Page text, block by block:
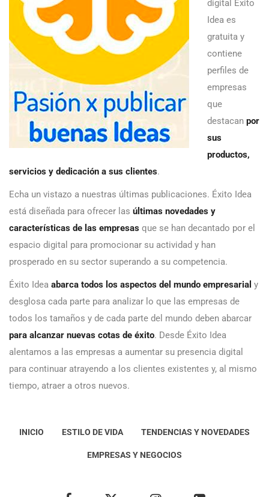
digital Éxito
Idea es
gratuita y
contiene
perfiles de
empresas
que
destacan por
sus
productos,
servicios y dedicación a sus clientes.
Echa un vistazo a nuestras últimas publicaciones. Éxito Idea
está diseñada para ofrecer las últimas novedades y
características de las empresas que se han decantado por el
espacio digital para promocionar su actividad y han
prosperado en su sector superando a su competencia.
Éxito Idea abarca todos los aspectos del mundo empresarial y
desglosa cada parte para analizar lo que las empresas de
todos los tamaños y de cada parte del mundo deben abarcar
para alcanzar nuevas cotas de éxito. Desde Éxito Idea
alentamos a las empresas a aumentar su presencia digital
para continuar atrayendo a los clientes existentes y, al mismo
tiempo, atraer a otros nuevos.
INICIO ESTILO DE VIDA TENDENCIAS Y NOVEDADES
EMPRESAS Y NEGOCIOS